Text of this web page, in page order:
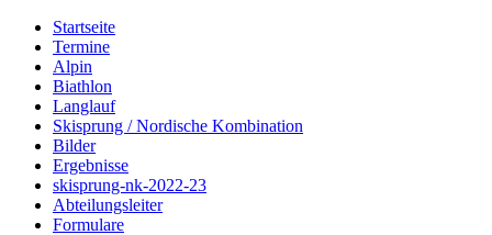
Startseite
Termine
Alpin
Biathlon
Langlauf
Skisprung / Nordische Kombination
Bilder
Ergebnisse
skisprung-nk-2022-23
Abteilungsleiter
Formulare